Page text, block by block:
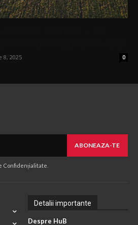
8, 2025 0
ABONEAZA-TE
Confidențialitate
Detalii importante
Despre HuB